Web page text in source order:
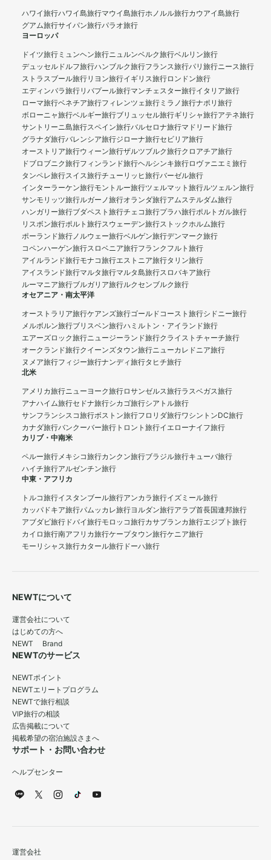
ハワイ旅行ハワイ島旅行マウイ島旅行ホノルル旅行カウアイ島旅行
グアム旅行サイパン旅行パラオ旅行
ヨーロッパ
ドイツ旅行 ミュンヘン旅行ニュルンベルク旅行ベルリン旅行
デュッセルドルフ旅行ハンブルク旅行フランス旅行パリ旅行ニース旅行
ストラスブール旅行リヨン旅行イギリス旅行ロンドン旅行
エディンバラ旅行リバプール旅行マンチェスター旅行イタリア旅行
ローマ旅行ベネチア旅行フィレンツェ旅行 ミラノ旅行ナポリ旅行
ボローニャ旅行ベルギー旅行ブリュッセル旅行ギリシャ旅行アテネ旅行
サントリーニ島旅行スペイン旅行バルセロナ旅行マドリード旅行
グラナダ旅行バレンシア旅行ジローナ旅行セビリア旅行
オーストリア旅行ウィーン旅行ザルツブルク旅行クロアチア旅行
ドブロブニク旅行フィンランド旅行ヘルシンキ旅行ロヴァニエミ旅行
タンペレ旅行スイス旅行チューリッヒ旅行バーゼル旅行
インターラーケン旅行モントルー旅行ツェルマット旅行ルツェルン旅行
サンモリッツ旅行ルガーノ旅行オランダ旅行アムステルダム旅行
ハンガリー旅行ブダペスト旅行チェコ旅行プラハ旅行ポルトガル旅行
リスボン旅行ポルト旅行スウェーデン旅行ストックホルム旅行
ポーランド旅行ノルウェー旅行ベルゲン旅行デンマーク旅行
コペンハーゲン旅行スロベニア旅行フランクフルト旅行
アイルランド旅行モナコ旅行エストニア旅行タリン旅行
アイスランド旅行マルタ旅行マルタ島旅行スロバキア旅行
ルーマニア旅行ブルガリア旅行ルクセンブルク旅行
オセアニア・南太平洋
オーストラリア旅行ケアンズ旅行ゴールドコースト旅行シドニー旅行
メルボルン旅行ブリスベン旅行ハミルトン・アイランド旅行
エアーズロック旅行ニュージーランド旅行クライストチャーチ旅行
オークランド旅行クイーンズタウン旅行ニューカレドニア旅行
ヌメア旅行フィジー旅行ナンディ旅行タヒチ旅行
北米
アメリカ旅行ニューヨーク旅行ロサンゼルス旅行ラスベガス旅行
アナハイム旅行セドナ旅行シカゴ旅行シアトル旅行
サンフランシスコ旅行ボストン旅行フロリダ旅行ワシントンDC旅行
カナダ旅行バンクーバー旅行 トロント旅行イエローナイフ旅行
カリブ・中南米
ペルー旅行メキシコ旅行カンクン旅行ブラジル旅行キューバ旅行
ハイチ旅行アルゼンチン旅行
中東・アフリカ
トルコ旅行イスタンブール旅行アンカラ旅行イズミール旅行
カッパドキア旅行パムッカレ旅行ヨルダン旅行アラブ首長国連邦旅行
アブダビ旅行 ドバイ旅行モロッコ旅行カサブランカ旅行エジプト旅行
カイロ旅行南アフリカ旅行ケープタウン旅行ケニア旅行
モーリシャス旅行カタール旅行 ドーハ旅行
NEWTについて
運営会社について
はじめての方へ
NEWT Brand
NEWTのサービス
NEWTポイント
NEWTエリートプログラム
NEWTで旅行相談
VIP旅行の相談
広告掲載について
掲載希望の宿泊施設さまへ
サポート・お問い合わせ
ヘルプセンター
運営会社